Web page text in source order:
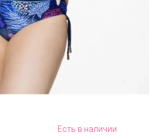
Есть в наличии